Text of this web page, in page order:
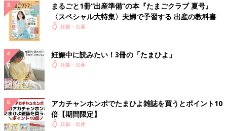
たまひよの「出産体験談」をもっと読みたい人はこちら
まるごと1冊“出産準備”の本『たまごクラブ 夏号』
〈スペシャル大特集〉夫婦で予習する 出産の教科書
妊娠・出産
妊娠中に読みたい！3冊の「たまひよ」
妊娠・出産
アカチャンホンポでたまひよ雑誌を買うとポイント10
倍【期間限定】
妊娠・出産